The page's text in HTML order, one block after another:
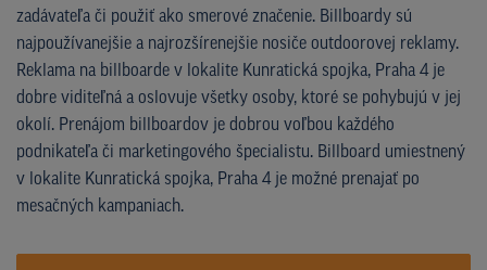
zadávateľa či použiť ako smerové značenie. Billboardy sú
najpoužívanejšie a najrozšírenejšie nosiče outdoorovej reklamy.
Reklama na billboarde v lokalite Kunratická spojka, Praha 4 je
dobre viditeľná a oslovuje všetky osoby, ktoré se pohybujú v jej
okolí. Prenájom billboardov je dobrou voľbou každého
podnikateľa či marketingového špecialistu. Billboard umiestnený
v lokalite Kunratická spojka, Praha 4 je možné prenajať po
mesačných kampaniach.